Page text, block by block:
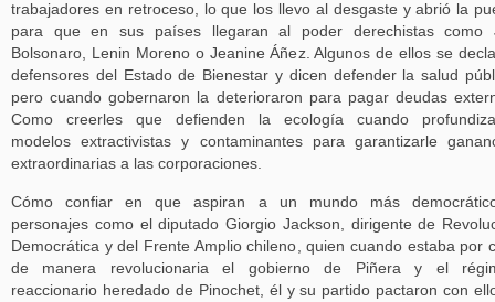
trabajadores en retroceso, lo que los llevo al desgaste y abrió la
para que en sus países llegaran al poder derechistas como
Bolsonaro, Lenin Moreno o Jeanine Áñez. Algunos de ellos se
defensores del Estado de Bienestar y dicen defender la salud
pero cuando gobernaron la deterioraron para pagar deudas
Como creerles que defienden la ecología cuando
modelos extractivistas y contaminantes para garantizarle
extraordinarias a las corporaciones.
Cómo confiar en que aspiran a un mundo más
personajes como el diputado Giorgio Jackson, dirigente de
Democrática y del Frente Amplio chileno, quien cuando estaba por
de manera revolucionaria el gobierno de Piñera y el
reaccionario heredado de Pinochet, él y su partido pactaron con